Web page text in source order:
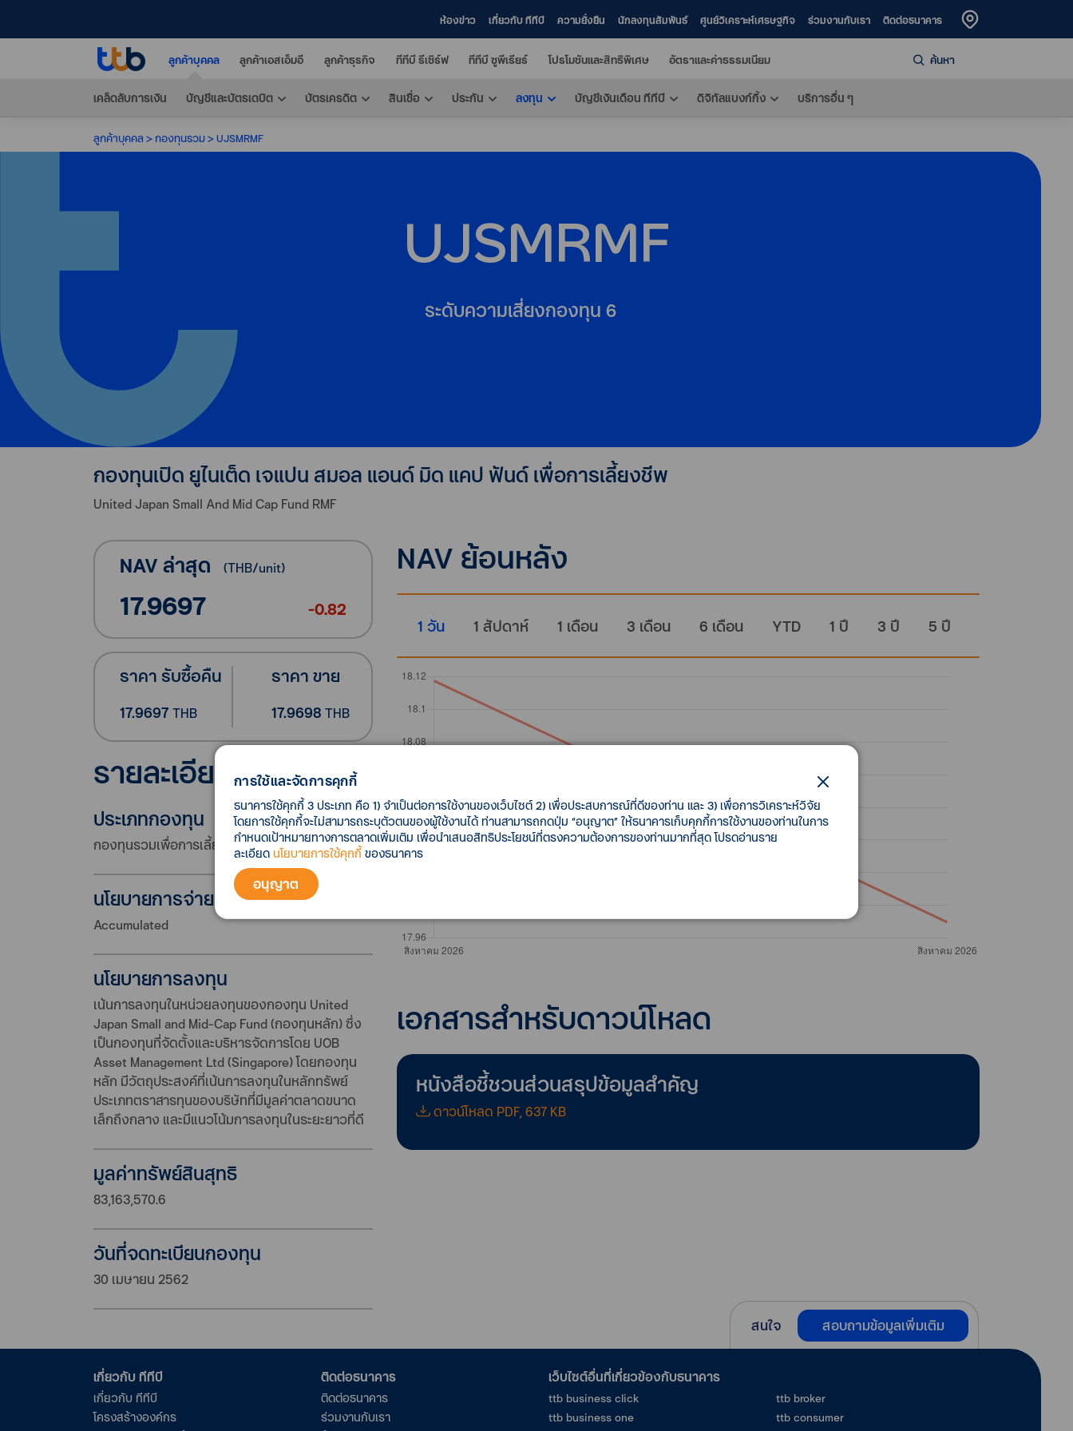
ห้องข่าว เกี่ยวกับ ทีทีบี ความยั่งยืน นักลงทุนสัมพันธ์ ศูนย์วิเคราะห์เศรษฐกิจ ร่วมงานกับเรา ติดต่อธนาคาร
ลูกค้าบุคคล ลูกค้าเอสเอ็มอี ลูกค้าธุรกิจ ทีทีบี รีเซิร์ฟ ทีทีบี ซูพีเรียร์ โปรโมชันและสิทธิพิเศษ อัตราและค่าธรรมเนียม ค้นหา
เคล็ดลับการเงิน บัญชีและบัตรเดบิต บัตรเครดิต สินเชื่อ ประกัน ลงทุน บัญชีเงินเดือน ทีทีบี ดิจิทัลแบงก์กิ้ง บริการอื่น ๆ
ลูกค้าบุคคล กองทุนรวม UJSMRMF
UJSMRMF
ระดับความเสี่ยงกองทุน 6
กองทุนเปิด ยูไนเต็ด เจแปน สมอล แอนด์ มิด แคป ฟันด์ เพื่อการเลี้ยงชีพ
United Japan Small And Mid Cap Fund RMF
NAV ล่าสุด (THB/unit)
17.9697 -0.82
ราคา รับซื้อคืน
17.9697 THB
ราคา ขาย
17.9698 THB
รายละเอียดกองทุน
ประเภทกองทุน
กองทุนรวมเพื่อการเลี้ยงชีพ
นโยบายการจ่ายเงินปันผล
Accumulated
นโยบายการลงทุน
เน้นการลงทุนในหน่วยลงทุนของกองทุน United
Japan Small and Mid-Cap Fund (กองทุนหลัก) ซึ่ง
เป็นกองทุนที่จัดตั้งและบริหารจัดการโดย UOB
Asset Management Ltd (Singapore) โดยกองทุน
หลัก มีวัตถุประสงค์ที่เน้นการลงทุนในหลักทรัพย์
ประเภทตราสารทุนของบริษัทที่มีมูลค่าตลาดขนาด
เล็กถึงกลาง และมีแนวโน้มการลงทุนในระยะยาวที่ดี
มูลค่าทรัพย์สินสุทธิ
83,163,570.6
วันที่จดทะเบียนกองทุน
30 เมษายน 2562
NAV ย้อนหลัง
1 วัน 1 สัปดาห์ 1 เดือน 3 เดือน 6 เดือน YTD 1 ปี 3 ปี 5 ปี
เอกสารสำหรับดาวน์โหลด
หนังสือชี้ชวนส่วนสรุปข้อมูลสำคัญ
ดาวน์โหลด PDF, 637 KB
การใช้และจัดการคุกกี้
ธนาคารใช้คุกกี้ 3 ประเภท คือ 1) จำเป็นต่อการใช้งานของเว็บไซต์ 2) เพื่อประสบการณ์ที่ดีของท่าน และ 3) เพื่อการวิเคราะห์วิจัย
โดยการใช้คุกกี้จะไม่สามารถระบุตัวตนของผู้ใช้งานได้ ท่านสามารถกดปุ่ม “อนุญาต” ให้ธนาคารเก็บคุกกี้การใช้งานของท่านในการ
กำหนดเป้าหมายทางการตลาดเพิ่มเติม เพื่อนำเสนอสิทธิประโยชน์ที่ตรงความต้องการของท่านมากที่สุด โปรดอ่านราย
ละเอียด นโยบายการใช้คุกกี้ ของธนาคาร
อนุญาต
สนใจ สอบถามข้อมูลเพิ่มเติม
เกี่ยวกับ ทีทีบี
เกี่ยวกับ ทีทีบี
โครงสร้างองค์กร
ติดต่อธนาคาร
ติดต่อธนาคาร
ร่วมงานกับเรา
เว็บไซต์อื่นที่เกี่ยวข้องกับธนาคาร
ttb business click
ttb business one
ttb broker
ttb consumer